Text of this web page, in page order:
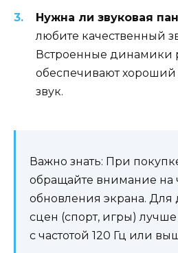
Нужна ли звуковая
любите качественный
Встроенные динамики
обеспечивают
звук.
Важно знать: При
обращайте внимание на
обновления экрана.
сцен (спорт, игры)
с частотой 120 Гц или